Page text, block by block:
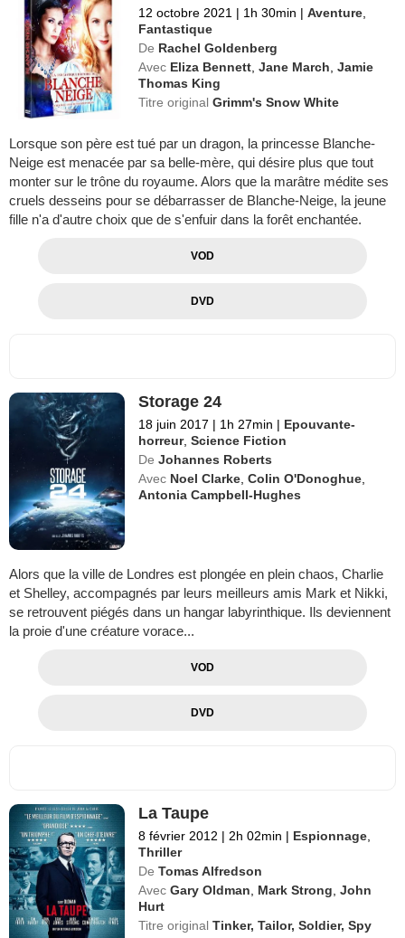
12 octobre 2021 | 1h 30min | Aventure
Fantastique
De Rachel Goldenberg
Avec Eliza Bennett ,Jane March ,Jamie
Thomas King
Titre originalGrimm's Snow White
Lorsque son père est tué par un dragon, la princesse Blanche-
Neige est menacée par sa belle-mère, qui désire plus que tout
monter sur le trône du royaume. Alors que la marâtre médite ses
cruels desseins pour se débarrasser de Blanche-Neige, la jeune
fille n'a d'autre choix que de s'enfuir dans la forêt enchantée.
VOD
DVD
Storage 24
18 juin 2017 | 1h 27min | Epouvante-
horreur,Science Fiction
De Johannes Roberts
Avec Noel Clarke ,Colin O'Donoghue
Antonia Campbell-Hughes
Alors que la ville de Londres est plongée en plein chaos, Charlie
et Shelley, accompagnés par leurs meilleurs amis Mark et Nikki,
se retrouvent piégés dans un hangar labyrinthique. Ils deviennent
la proie d'une créature vorace...
VOD
DVD
La Taupe
8 février 2012 | 2h 02min | Espionnage
Thriller
De Tomas Alfredson
Avec Gary Oldman Mark Strong ,John
Hurt
Titre originalTinker, Tailor, Soldier, Spy